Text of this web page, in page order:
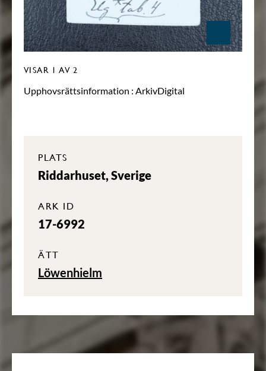
VISAR 1 AV 2
Upphovsrättsinformation : ArkivDigital
PLATS
Riddarhuset, Sverige
ARK ID
17-6992
ÄTT
Löwenhielm